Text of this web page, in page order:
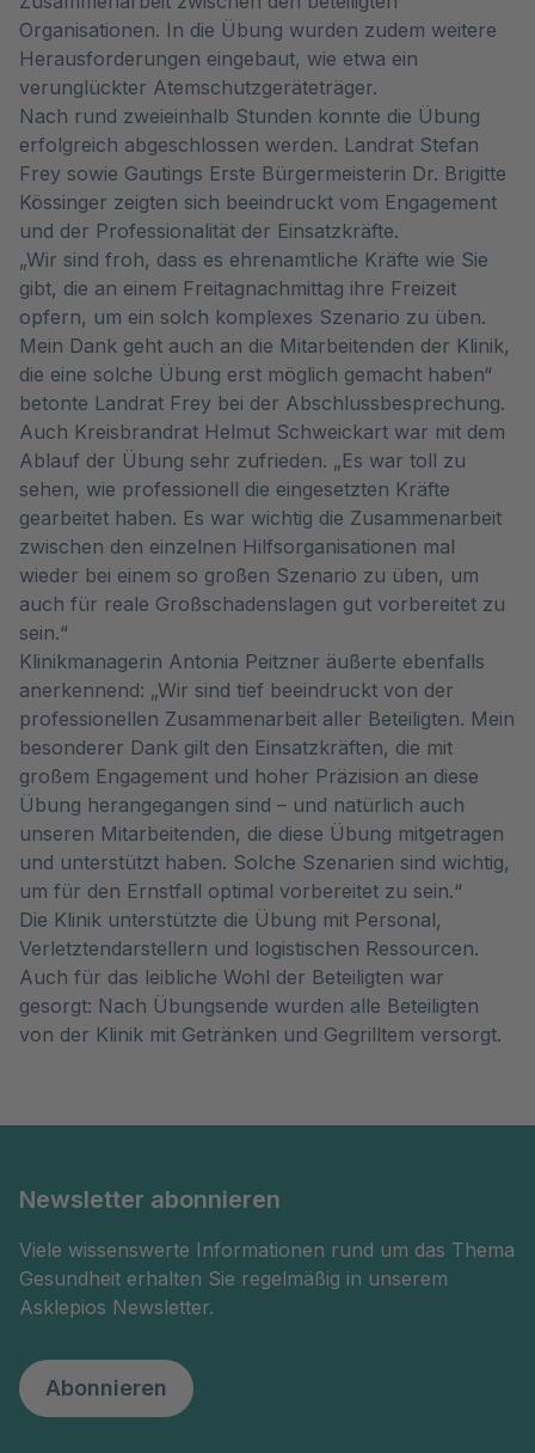
Organisationen. In die Übung wurden zudem weitere
Herausforderungen eingebaut, wie etwa ein
verunglückter Atemschutzgeräteträger.
Nach rund zweieinhalb Stunden konnte die Übung
erfolgreich abgeschlossen werden. Landrat Stefan
Frey sowie Gautings Erste Bürgermeisterin Dr. Brigitte
Kössinger zeigten sich beeindruckt vom Engagement
und der Professionalität der Einsatzkräfte.
„Wir sind froh, dass es ehrenamtliche Kräfte wie Sie
gibt, die an einem Freitagnachmittag ihre Freizeit
opfern, um ein solch komplexes Szenario zu üben.
Mein Dank geht auch an die Mitarbeitenden der Klinik,
die eine solche Übung erst möglich gemacht haben“
betonte Landrat Frey bei der Abschlussbesprechung.
Auch Kreisbrandrat Helmut Schweickart war mit dem
Ablauf der Übung sehr zufrieden. „Es war toll zu
sehen, wie professionell die eingesetzten Kräfte
gearbeitet haben. Es war wichtig die Zusammenarbeit
zwischen den einzelnen Hilfsorganisationen mal
wieder bei einem so großen Szenario zu üben, um
auch für reale Großschadenslagen gut vorbereitet zu
sein.“
Klinikmanagerin Antonia Peitzner äußerte ebenfalls
anerkennend: „Wir sind tief beeindruckt von der
professionellen Zusammenarbeit aller Beteiligten. Mein
besonderer Dank gilt den Einsatzkräften, die mit
großem Engagement und hoher Präzision an diese
Übung herangegangen sind – und natürlich auch
unseren Mitarbeitenden, die diese Übung mitgetragen
und unterstützt haben. Solche Szenarien sind wichtig,
um für den Ernstfall optimal vorbereitet zu sein.“
Die Klinik unterstützte die Übung mit Personal,
Verletztendarstellern und logistischen Ressourcen.
Auch für das leibliche Wohl der Beteiligten war
gesorgt: Nach Übungsende wurden alle Beteiligten
von der Klinik mit Getränken und Gegrilltem versorgt.
Newsletter abonnieren
Viele wissenswerte Informationen rund um das Thema
Gesundheit erhalten Sie regelmäßig in unserem
Asklepios Newsletter.
Abonnieren